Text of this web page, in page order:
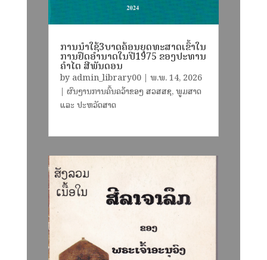
ການນໍາໃຊ້3ບາດຄ້ອນຍຸດທະສາດເຂົ້າໃນ
ການຢຶດອໍານາດໃນປີ1975 ຂອງປະທານ
ຄຳໄຕ ສີພັນດອນ
by admin_library00| ພ.ພ. 14, 2026
| ຜົນງານການຄົ້ນຄວ້າຂອງ ສວສສຊ,ພູມສາດ
ແລະ ປະຫວັດສາດ